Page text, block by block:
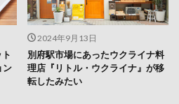
ン
2024年9月13日
別府駅市場にあったウクライナ料
理店『リトル・ウクライナ』が移
転したみたい